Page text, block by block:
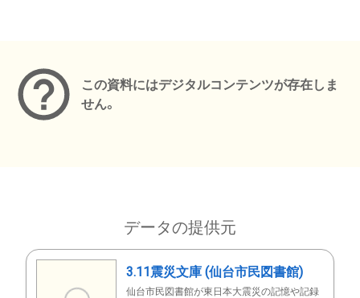
この資料にはデジタルコンテンツが存在しま
せん。
データの提供元
3.11震災文庫 (仙台市民図書館)
仙台市民図書館が東日本大震災の記憶や記録